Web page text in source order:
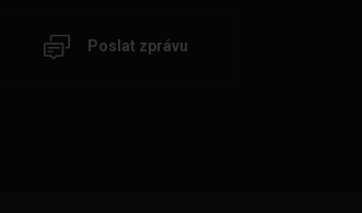
Poslat zprávu